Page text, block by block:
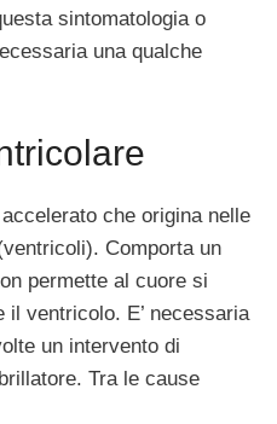
sintomatologia o
una qualche
che origina nelle
Comporta un
permette al cuore si
ventricolo. E’ necessaria
un intervento di
Tra le cause